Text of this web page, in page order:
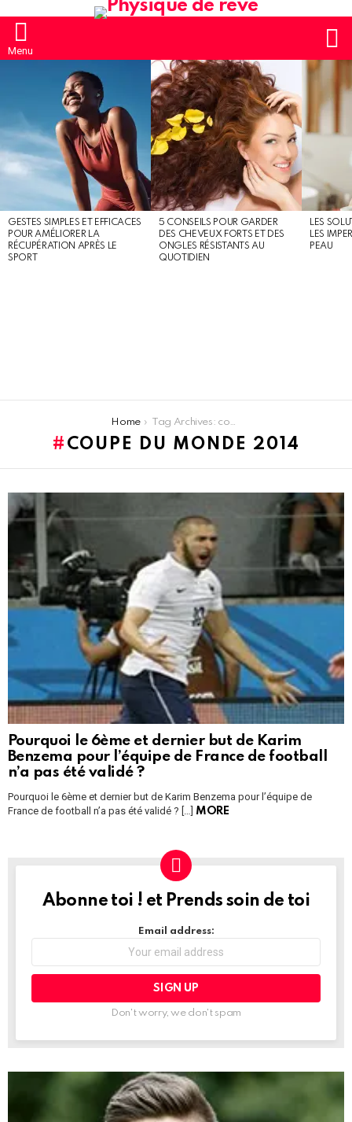
Menu
GESTES SIMPLES ET EFFICACES
POUR AMÉLIORER LA
RÉCUPÉRATION APRÈS LE
SPORT
5 CONSEILS POUR GARDER
DES CHEVEUX FORTS ET DES
ONGLES RÉSISTANTS AU
QUOTIDIEN
LES
LES
PEAU
Home Tag Archives: coupe du monde 2014
COUPE DU MONDE 2014
LATEST
STORIES
Pourquoi le 6ème et dernier but de Karim
Benzema pour l’équipe de France de football
n’a pas été validé ?
Pourquoi le 6ème et dernier but de Karim Benzema pour l’équipe de
France de football n’a pas été validé ? […] MORE
NEWSLETTER
Abonne toi ! et Prends soin de toi
Email address:
Don't worry, we don't spam